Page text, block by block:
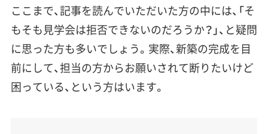
ここまで、記事を読んでいただいた方の中には、「そ
もそも見学会は拒否できないのだろうか？ 」、と疑問
に思った方も多いでしょう。実際、新築の完成を目
前にして、担当の方からお願いされて断りたいけど
困っている、という方はいます。